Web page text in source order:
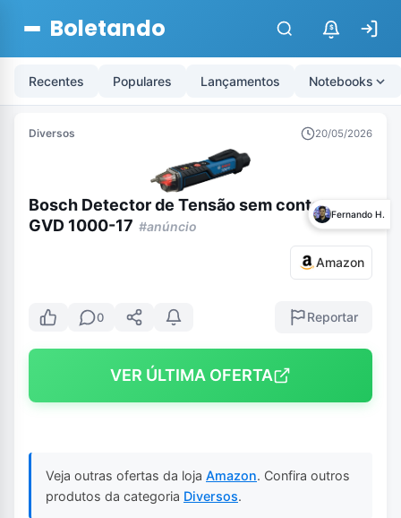
Boletando $
Recentes Populares Lançamentos Notebooks
Diversos 20/05/2026
Fernando H.
Bosch Detector de Tensão sem contato
GVD 1000-17 #anúncio
Amazon
0 Reportar
VER ÚLTIMA OFERTA
Veja outras ofertas da loja Amazon. Confira outros
produtos da categoria Diversos.